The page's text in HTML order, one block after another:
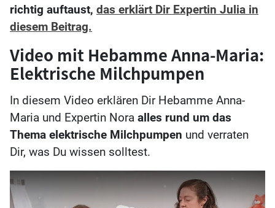
richtig auftaust, das erklärt Dir Expertin Julia in
diesem Beitrag.
Video mit Hebamme Anna-Maria:
Elektrische Milchpumpen
In diesem Video erklären Dir Hebamme Anna-
Maria und Expertin Nora alles rund um das
Thema elektrische Milchpumpen und verraten
Dir, was Du wissen solltest.